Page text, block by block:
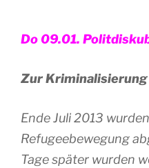
Do 09.01.
Zur
Ende Juli 2013
Refugeebewegung
Tage später wurden